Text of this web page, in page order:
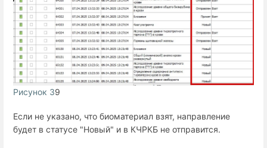
Рисунок 39
Если не указано, что биоматериал взят, направление
будет в статусе "Новый" и в КЧРКБ не отправится.